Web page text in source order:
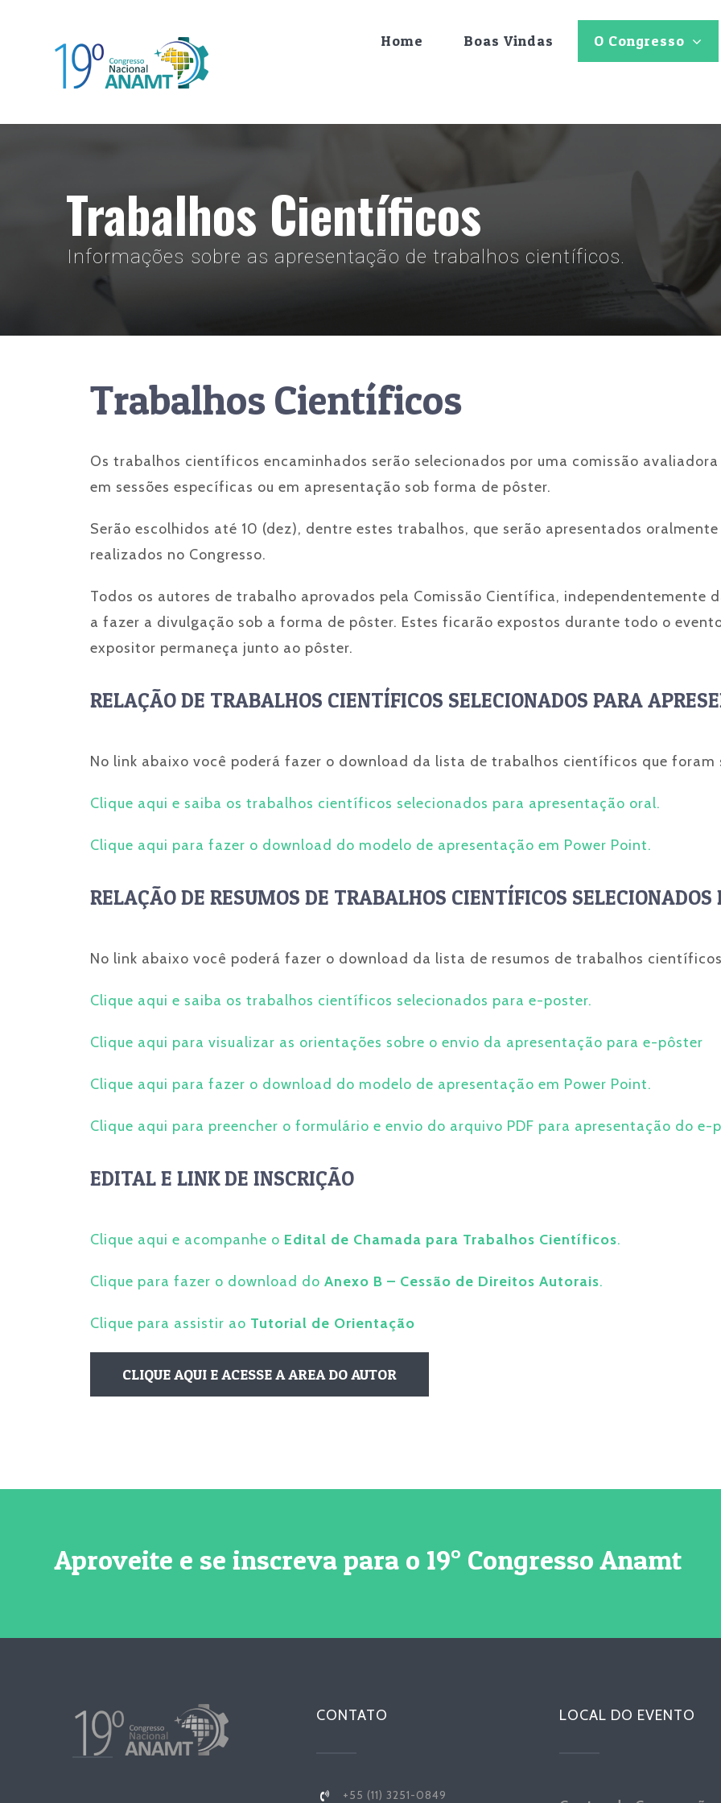
Home Boas Vindas O Congresso
Trabalhos Científicos
Informações sobre as apresentação de trabalhos científicos.
Trabalhos Científicos
Os trabalhos científicos encaminhados serão selecionados por uma comissão
em sessões específicas ou em apresentação sob forma de pôster.
Serão escolhidos até 10 (dez), dentre estes trabalhos, que serão apresentados
realizados no Congresso.
Todos os autores de trabalho aprovados pela Comissão Científica, independentemente
a fazer a divulgação sob a forma de pôster. Estes ficarão expostos durante todo o
expositor permaneça junto ao pôster.
RELAÇÃO DE TRABALHOS CIENTÍFICOS SELECIONADOS PARA
No link abaixo você poderá fazer o download da lista de trabalhos científicos que foram
Clique aqui e saiba os trabalhos científicos selecionados para apresentação oral.
Clique aqui para fazer o download do modelo de apresentação em Power Point.
RELAÇÃO DE RESUMOS DE TRABALHOS CIENTÍFICOS SELECIONADOS
No link abaixo você poderá fazer o download da lista de resumos de trabalhos
Clique aqui e saiba os trabalhos científicos selecionados para e-poster.
Clique aqui para visualizar as orientações sobre o envio da apresentação para e-pôster
Clique aqui para fazer o download do modelo de apresentação em Power Point.
Clique aqui para preencher o formulário e envio do arquivo PDF para apresentação do e-
EDITAL E LINK DE INSCRIÇÃO
Clique aqui e acompanhe o Edital de Chamada para Trabalhos Científicos.
Clique para fazer o download do Anexo B – Cessão de Direitos Autorais.
Clique para assistir ao Tutorial de Orientação
CLIQUE AQUI E ACESSE A AREA DO AUTOR
Aproveite e se inscreva para o 19° Congresso Anamt
CONTATO
+55 (11) 3251-0849
LOCAL DO EVENTO